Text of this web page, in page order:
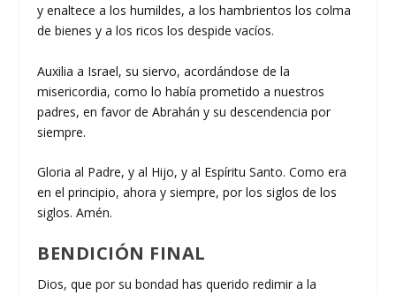
y enaltece a los humildes, a los hambrientos los colma
de bienes y a los ricos los despide vacíos.
Auxilia a Israel, su siervo, acordándose de la
misericordia, como lo había prometido a nuestros
padres, en favor de Abrahán y su descendencia por
siempre.
Gloria al Padre, y al Hijo, y al Espíritu Santo. Como era
en el principio, ahora y siempre, por los siglos de los
siglos. Amén.
BENDICIÓN FINAL
Dios, que por su bondad has querido redimir a la